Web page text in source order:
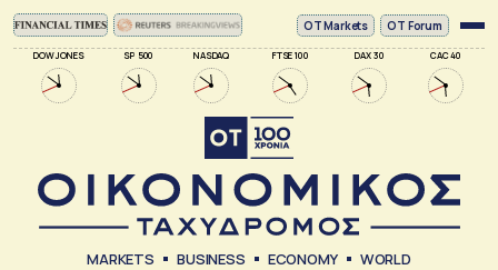
DOW JONES SP 500 NASDAQ FTSE 100 DAX 30 CAC 40
ΟΤ Markets OT Forum
MARKETS BUSINESS ECONOMY WORLD